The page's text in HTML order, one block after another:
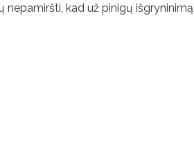
nepamiršti, kad už pinigų